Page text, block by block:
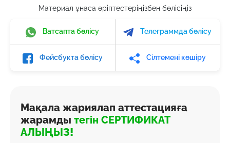
Материал ұнаса әріптестеріңізбен бөлісіңіз
Ватсапта бөлісу Телеграммда бөлісу
Фейсбукта бөлісу Сілтемені көшіру
Мақала жариялап аттестацияға
жарамды тегін СЕРТИФИКАТ
АЛЫҢЫЗ!